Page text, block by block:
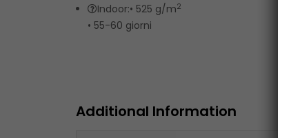
Indoor:• 525 g/m2
• 55-60 giorni
Additional Information